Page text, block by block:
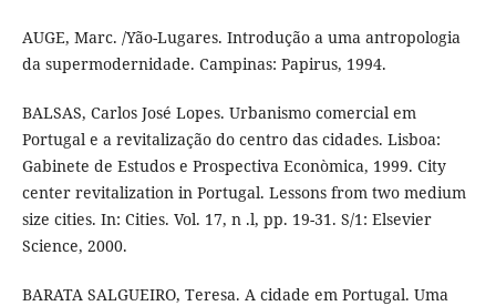
AUGE, Marc. /Yão-Lugares. Introdução a uma antropologia
da supermodernidade. Campinas: Papirus, 1994.
BALSAS, Carlos José Lopes. Urbanismo comercial em
Portugal e a revitalização do centro das cidades. Lisboa:
Gabinete de Estudos e Prospectiva Econòmica, 1999. City
center revitalization in Portugal. Lessons from two medium
size cities. In: Cities. Vol. 17, n .l, pp. 19-31. S/1: Elsevier
Science, 2000.
BARATA SALGUEIRO, Teresa. A cidade em Portugal. Uma